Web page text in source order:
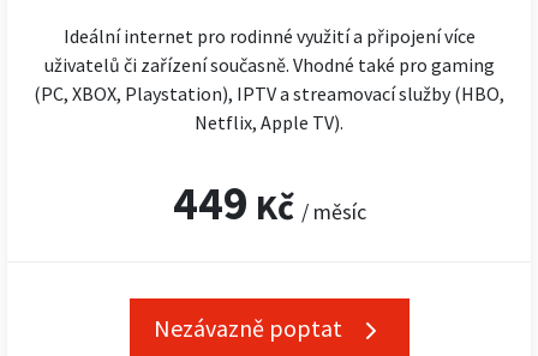
Ideální internet pro rodinné využití a připojení více
uživatelů či zařízení současně. Vhodné také pro gaming
(PC, XBOX, Playstation), IPTV a streamovací služby (HBO,
Netflix, Apple TV).
449 Kč / měsíc
Nezávazně poptat